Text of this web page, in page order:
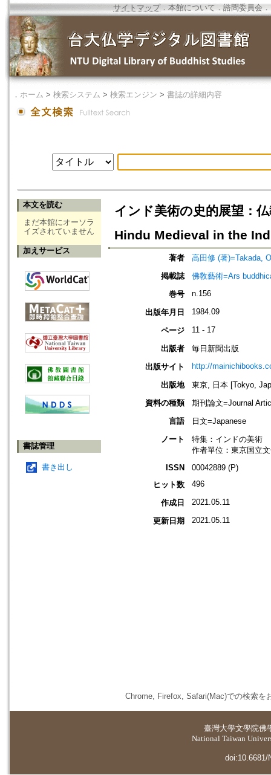
サイトマップ．本館について ． 諮問委員会 ．
． ホーム > 検索システム > 検索エンジン > 書誌の詳細内容
本文を読む
まだ本館にオーソラ
イズされていません
加えサービス
書誌管理
書き出し
インド美術の史的展望：
Hindu Medieval in the
著者
高田修 (著)=Takada,
掲載誌
佛敎藝術=Ars
巻号
n.156
出版年月日 1984.09
ページ 11 - 17
出版者
毎日新聞出版
出版サイト
http://
出版地
東京, 日本 [Tokyo,
資料の種類
期刊論文=Journal
言語
日文=Japanese
ノート
特集：インドの美術
作者單位：東京国立
ISSN
00042889 (P)
ヒット数
496
作成日 2021.05.11
更新日期 2021.05.11
Chrome, Firefox, Safari(Mac)での検索を
臺灣大學文學院佛
National Taiwan
doi:10.6681/